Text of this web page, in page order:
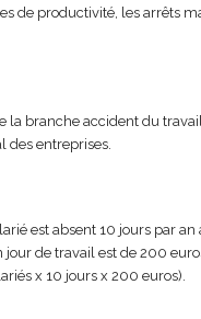
de productivité, les arrêts
la branche accident du
des entreprises.
est absent 10 jours par an
jour de travail est de 200
x 10 jours x 200 euros).